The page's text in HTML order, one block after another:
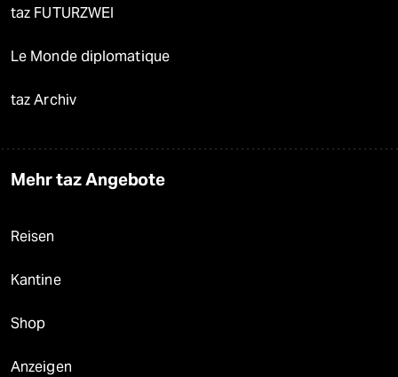
taz FUTURZWEI
Le Monde diplomatique
taz Archiv
Mehr taz Angebote
Reisen
Kantine
Shop
Anzeigen